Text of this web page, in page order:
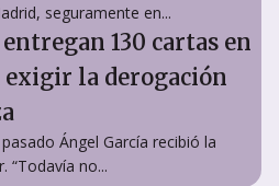
seguramente en...
130 cartas en
exigir la derogación
Ángel García recibió la
“Todavía no...